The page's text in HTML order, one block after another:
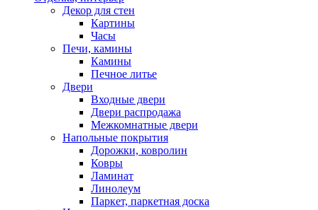
Декор для стен
Картины
Часы
Печи, камины
Камины
Печное литье
Двери
Входные двери
Двери распродажа
Межкомнатные двери
Напольные покрытия
Дорожки, ковролин
Ковры
Ламинат
Линолеум
Паркет, паркетная доска